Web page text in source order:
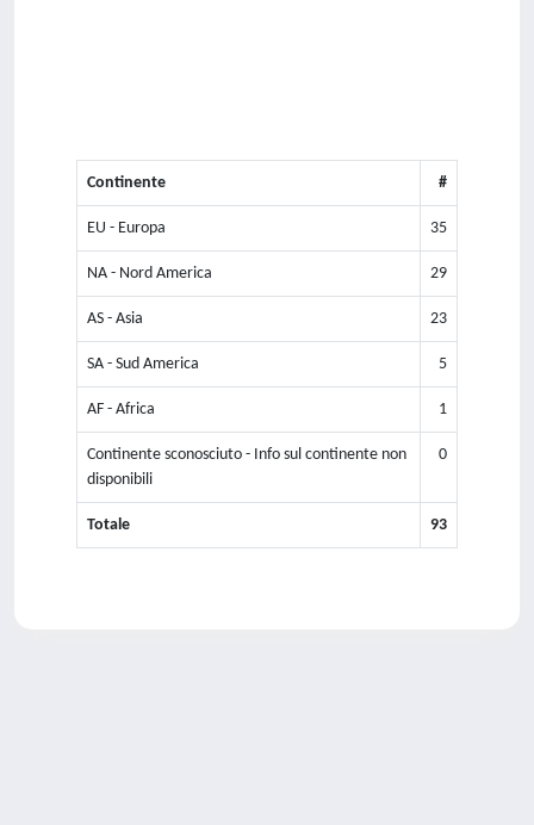
Continente #
EU - Europa 35
NA - Nord America 29
AS - Asia 23
SA - Sud America 5
AF - Africa 1
Continente sconosciuto - Info sul continente non
disponibili
0
Totale 93